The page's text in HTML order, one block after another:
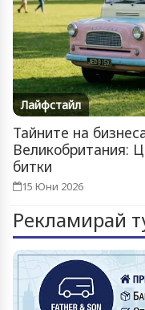
Лайфстайл
Тайните на
Великобритания:
битки
15 Юни 2026
Рекламирай